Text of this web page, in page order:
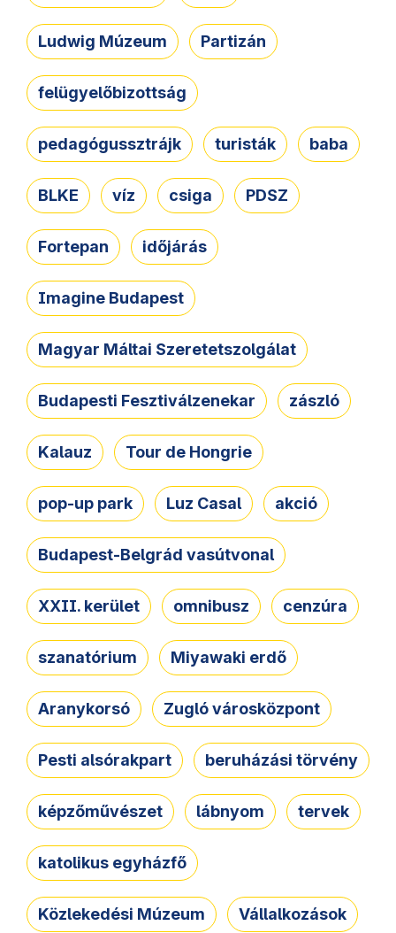
Ludwig Múzeum Partizán
felügyelőbizottság
pedagógussztrájk turisták baba
BLKE víz csiga PDSZ
Fortepan időjárás
Imagine Budapest
Magyar Máltai Szeretetszolgálat
Budapesti Fesztiválzenekar zászló
Kalauz Tour de Hongrie
pop-up park Luz Casal akció
Budapest-Belgrád vasútvonal
XXII. kerület omnibusz cenzúra
szanatórium Miyawaki erdő
Aranykorsó Zugló városközpont
Pesti alsórakpart beruházási törvény
képzőművészet lábnyom tervek
katolikus egyházfő
Közlekedési Múzeum Vállalkozások